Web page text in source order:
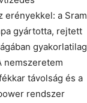
erényekkel: a Sram
gyártotta, rejtett
gyakorlatilag
nemszeretem
távolság és a
rendszer